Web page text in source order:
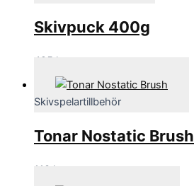
Skivpuck 400g
495 kr
Skivspelartillbehör
Tonar Nostatic Brush
110 kr